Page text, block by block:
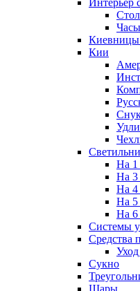
Интерьер
Часы
Киевницы
Кии
На 1
На 3
На 4
На 5
На 6
Системы
Средства
Сукно
Шары